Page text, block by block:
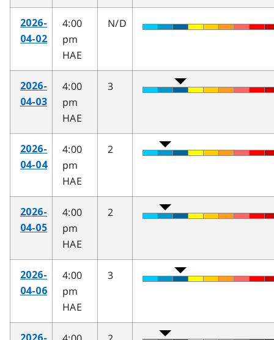
2026-
04-02
4:00
pm
HAE
N/D
2026-
04-03
4:00
pm
HAE
3
2026-
04-04
4:00
pm
HAE
2
2026-
04-05
4:00
pm
HAE
2
2026-
04-06
4:00
pm
HAE
3